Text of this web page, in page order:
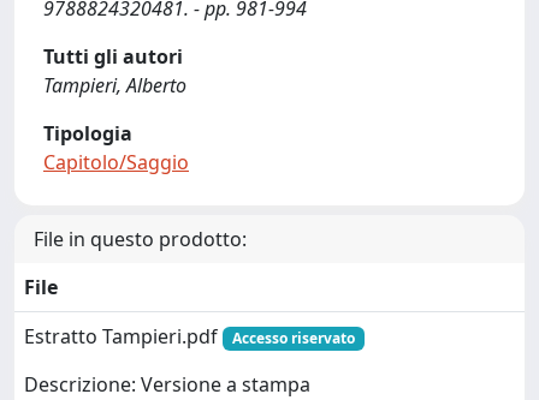
9788824320481. - pp. 981-994
Tutti gli autori
Tampieri, Alberto
Tipologia
Capitolo/Saggio
File in questo prodotto:
File
Estratto Tampieri.pdf
Accesso riservato
Descrizione: Versione a stampa